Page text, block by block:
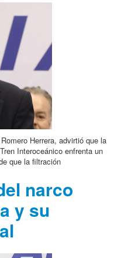
Herrera, advirtió que la
Interoceánico enfrenta un
que la filtración
narco
y su